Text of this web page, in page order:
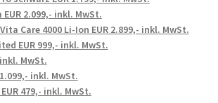
2.099,- inkl. MwSt.
Care 4000 Li-Ion EUR 2.899,- inkl. MwSt.
EUR 999,- inkl. MwSt.
MwSt.
inkl. MwSt.
479,- inkl. MwSt.